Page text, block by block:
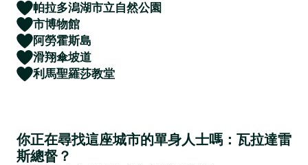
帕拉多潟湖市立自然公園
市博物館
阿勞霍斯島
滑翔傘坡道
利馬聖羅莎教堂
你正在尋找這座城市的單身人士嗎：瓦拉達雷
斯總督？